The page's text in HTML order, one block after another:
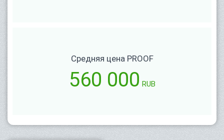
Средняя цена PROOF
560 000 RUB